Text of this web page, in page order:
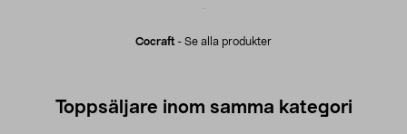
Cocraft - Se alla produkter
Toppsäljare inom samma kategori